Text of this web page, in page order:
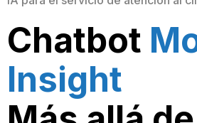
Chatbot
Insight